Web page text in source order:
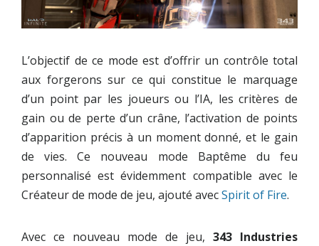
L’objectif de ce mode est d’offrir un contrôle total
aux forgerons sur ce qui constitue le marquage
d’un point par les joueurs ou l’IA, les critères de
gain ou de perte d’un crâne, l’activation de points
d’apparition précis à un moment donné, et le gain
de vies. Ce nouveau mode Baptême du feu
personnalisé est évidemment compatible avec le
Créateur de mode de jeu, ajouté avecSpirit of Fire.
Avec ce nouveau mode de jeu, 343 Industries